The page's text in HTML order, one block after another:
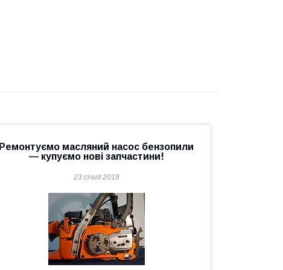
Ремонтуємо масляний насос бензопили
— купуємо нові запчастини!
23 січня 2018